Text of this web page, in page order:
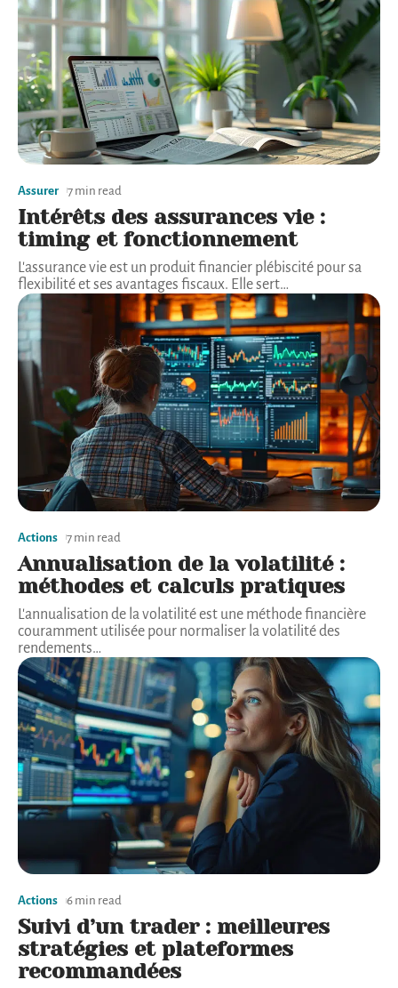
Assurer 7 min read
Intérêts des assurances vie :
timing et fonctionnement
L'assurance vie est un produit financier plébiscité pour sa
flexibilité et ses avantages fiscaux. Elle sert…
Actions 7 min read
Annualisation de la volatilité :
méthodes et calculs pratiques
L'annualisation de la volatilité est une méthode financière
couramment utilisée pour normaliser la volatilité des
rendements…
Actions 6 min read
Suivi d’un trader : meilleures
stratégies et plateformes
recommandées